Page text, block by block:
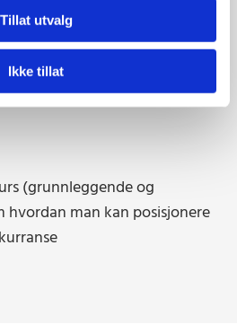
Tillat utvalg
Ikke tillat
som kan føre til avvisning fra
forbehold
(grunnleggende og
hvordan man kan posisjonere